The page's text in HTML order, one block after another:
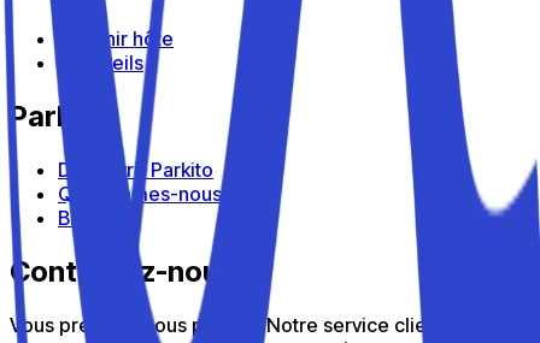
Devenir hôte
Appareils
Parkito
Découvrir Parkito
Qui sommes-nous
Blog
Contactez-nous
Vous préférez nous parler ? Notre service client est là